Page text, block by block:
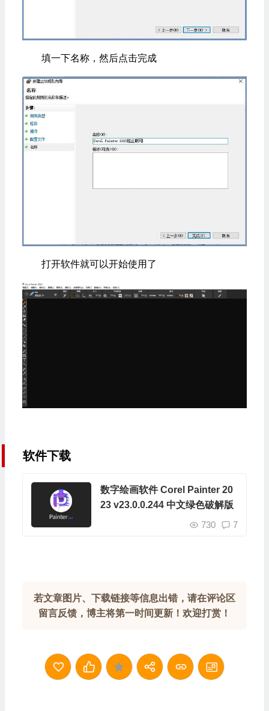
填一下名称，然后点击完成
打开软件就可以开始使用了
软件下载
数字绘画软件 Corel Painter 20
23 v23.0.0.244 中文绿色破解版
730
7
若文章图片、下载链接等信息出错，请在评论区
留言反馈，博主将第一时间更新！欢迎打赏！